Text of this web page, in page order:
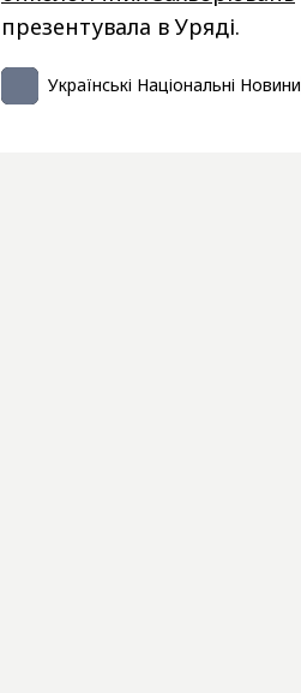
презентувала в Уряді.
Українські Національні Новини